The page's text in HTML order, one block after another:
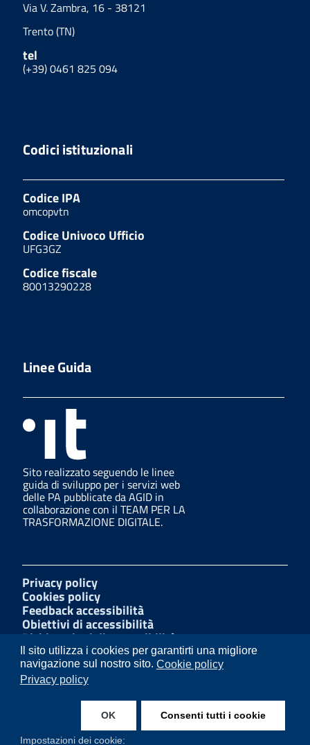
Il sito utilizza i cookies per garantirti una migliore
navigazione sul nostro sito. Cookie policy
Privacy policy
OK Consenti tutti i cookie
Impostazioni dei cookie:
Via V. Zambra, 16 - 38121
Trento (TN)
tel
(+39) 0461 825 094
Codici istituzionali
Codice IPA
omcopvtn
Codice Univoco Ufficio
UFG3GZ
Codice fiscale
80013290228
Linee Guida
Sito realizzato seguendo le linee
guida di sviluppo per i servizi web
delle PA pubblicate da AGID in
collaborazione con il TEAM PER LA
TRASFORMAZIONE DIGITALE.
Privacy policy
Cookies policy
Feedback accessibilità
Obiettivi di accessibilità
Dichiarazioni di accessibilità
Amministrazione Trasparente
Mappa del sito
Segnalazioni di illecito
Instagram
Facebook